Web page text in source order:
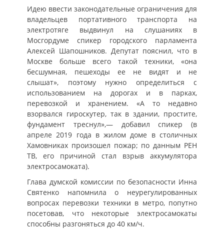
Идею ввести законодательные ограничения для
владельцев портативного транспорта на
электротяге выдвинул на слушаниях в
Мосгордуме спикер городского парламента
Алексей Шапошников. Депутат пояснил, что в
Москве больше всего такой техники, «она
бесшумная, пешеходы ее не видят и не
слышат», поэтому нужно определиться с
использованием на дорогах и в парках,
перевозкой и хранением. «А то недавно
взорвался гироскутер, так в здании, простите,
фундамент треснул»,— добавил спикер (в
апреле 2019 года в жилом доме в столичных
Хамовниках произошел пожар; по данным РЕН
ТВ, его причиной стал взрыв аккумулятора
электросамоката).
Глава думской комиссии по безопасности Инна
Святенко напомнила о неурегулированных
вопросах перевозки техники в метро, попутно
посетовав, что некоторые электросамокаты
способны разгоняться до 40 км/ч.